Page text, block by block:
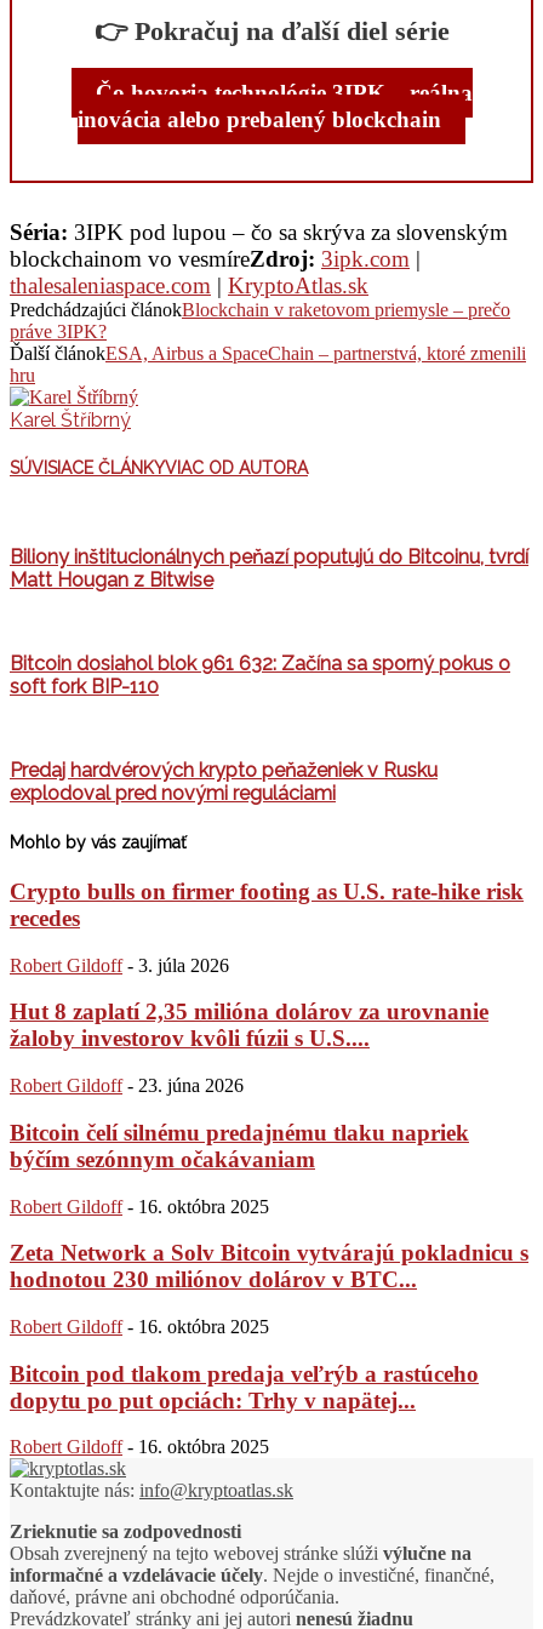
👉 Pokračuj na ďalší diel série
Čo hovoria technológie 3IPK – reálna
inovácia alebo prebalený blockchain
Séria: 3IPK pod lupou – čo sa skrýva za slovenským
blockchainom vo vesmíreZdroj: 3ipk.com |
thalesaleniaspace.com | KryptoAtlas.sk
Predchádzajúci článokBlockchain v raketovom priemysle – prečo
práve 3IPK?
Ďalší článokESA, Airbus a SpaceChain – partnerstvá, ktoré zmenili
hru
Karel Štříbrný
SÚVISIACE ČLÁNKYVIAC OD AUTORA
Biliony inštitucionálnych peňazí poputujú do Bitcoinu, tvrdí
Matt Hougan z Bitwise
Bitcoin dosiahol blok 961 632: Začína sa sporný pokus o
soft fork BIP-110
Predaj hardvérových krypto peňaženiek v Rusku
explodoval pred novými reguláciami
Mohlo by vás zaujímať
Crypto bulls on firmer footing as U.S. rate-hike risk
recedes
Robert Gildoff - 3. júla 2026
Hut 8 zaplatí 2,35 milióna dolárov za urovnanie
žaloby investorov kvôli fúzii s U.S....
Robert Gildoff - 23. júna 2026
Bitcoin čelí silnému predajnému tlaku napriek
býčím sezónnym očakávaniam
Robert Gildoff - 16. októbra 2025
Zeta Network a Solv Bitcoin vytvárajú pokladnicu s
hodnotou 230 miliónov dolárov v BTC...
Robert Gildoff - 16. októbra 2025
Bitcoin pod tlakom predaja veľrýb a rastúceho
dopytu po put opciách: Trhy v napätej...
Robert Gildoff - 16. októbra 2025
Kontaktujte nás: info@kryptoatlas.sk
Zrieknutie sa zodpovednosti
Obsah zverejnený na tejto webovej stránke slúži výlučne na
informačné a vzdelávacie účely. Nejde o investičné, finančné,
daňové, právne ani obchodné odporúčania.
Prevádzkovateľ stránky ani jej autori nenesú žiadnu